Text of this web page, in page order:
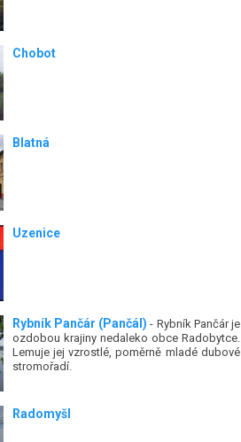
Chobot
Blatná
Uzenice
Rybník Pančár (Pančál) - Rybník Pančár je
ozdobou krajiny nedaleko obce Radobytce.
Lemuje jej vzrostlé, poměrně mladé dubové
stromořadí.
Radomyšl